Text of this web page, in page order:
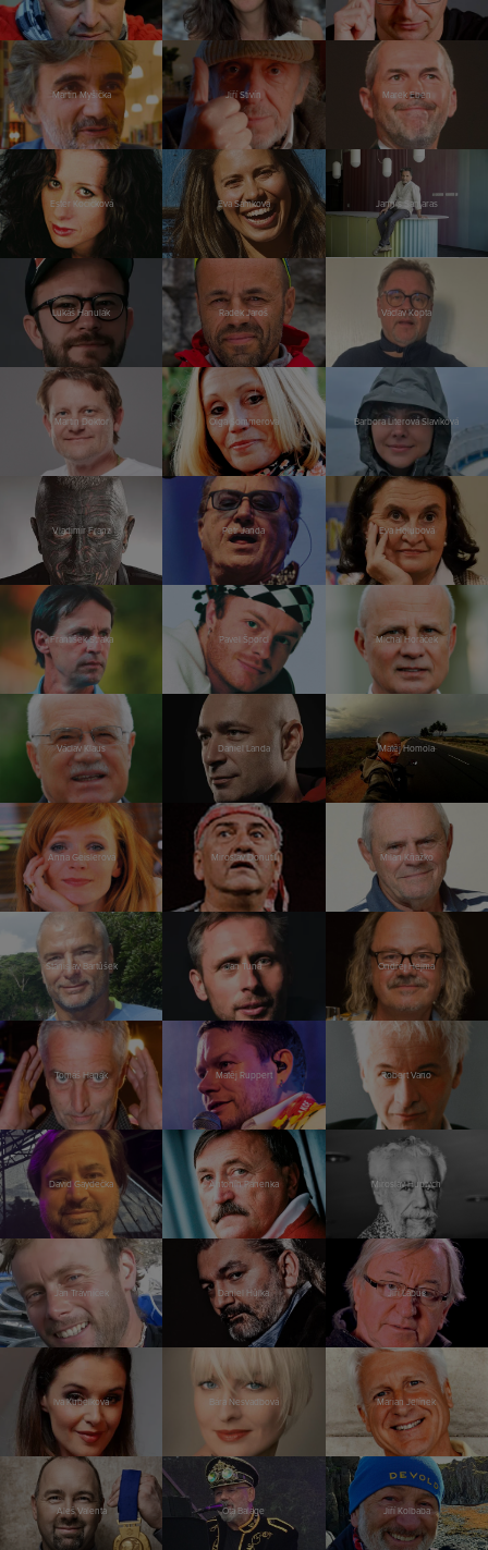
Martin Myšička Jiří Stivín Marek Eben
Ester Kočičková Eva Samková Jannis Samaras
Lukáš Hanulák Radek Jaroš Václav Kopta
Martin Doktor Olga Sommerová Barbora Literová Slavíková
Vladimír Franz Petr Janda Eva Holubová
František Straka Pavel Šporcl Michal Horáček
Václav Klaus Daniel Landa Matěj Homola
Anna Geislerová Miroslav Donutil Milan Kňažko
Stanislav Bartůšek Jan Tuna Ondřej Hejma
Tomáš Hanák Matěj Ruppert Robert Vano
David Gaydečka Antonín Panenka Miroslav Huptych
Jan Trávníček Daniel Hůlka Jiří Lábus
Iva Kubelková Bára Nesvadbová Marian Jelínek
Aleš Valenta Ota Balage Jiří Kolbaba